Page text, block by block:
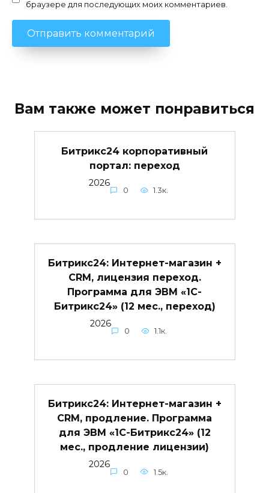
браузере для последующих моих комментариев.
Вам также может понравиться
Битрикс24 корпоративный
портал: переход
2026
0 1.3к.
Битрикс24: Интернет-магазин +
CRM, лицензия переход.
Программа для ЭВМ «1С-
Битрикс24» (12 мес., переход)
2026
0 1.1к.
Битрикс24: Интернет-магазин +
CRM, продление. Программа
для ЭВМ «1С-Битрикс24» (12
мес., продление лицензии)
2026
0 1.5к.